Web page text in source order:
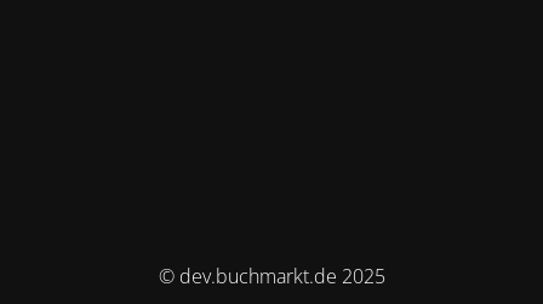
© dev.buchmarkt.de 2025